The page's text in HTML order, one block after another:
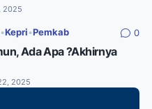
2025
•Kepri •Pemkab 0
Ada Apa ?Akhirnya
2025